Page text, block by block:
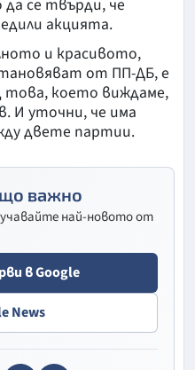
да се твърди, че
акцията.
и красивото,
от ПП-ДБ, е
това, което виждаме,
И уточни, че има
двете партии.
важно
най-новото от
в Google
News